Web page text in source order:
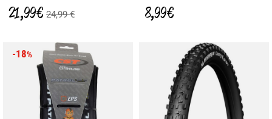
21,99 € 24,99 € 8,99 €
-18%